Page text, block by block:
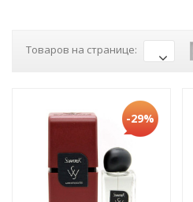
Товаров на странице:
-29%